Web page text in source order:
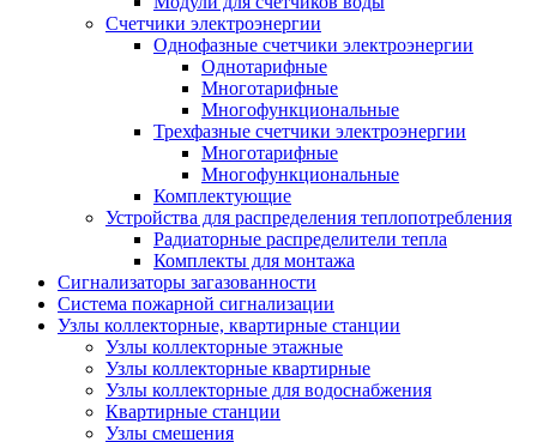
Счетчики электроэнергии
Однофазные счетчики электроэнергии
Однотарифные
Многотарифные
Многофункциональные
Трехфазные счетчики электроэнергии
Многотарифные
Многофункциональные
Комплектующие
Устройства для распределения теплопотребления
Радиаторные распределители тепла
Комплекты для монтажа
Сигнализаторы загазованности
Система пожарной сигнализации
Узлы коллекторные, квартирные станции
Узлы коллекторные этажные
Узлы коллекторные квартирные
Узлы коллекторные для водоснабжения
Квартирные станции
Узлы смешения